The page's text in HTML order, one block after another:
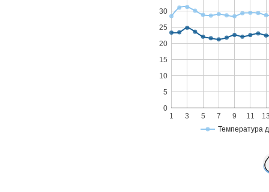
Температура
1 3 5 7 9 11
0
5
10
15
20
25
30